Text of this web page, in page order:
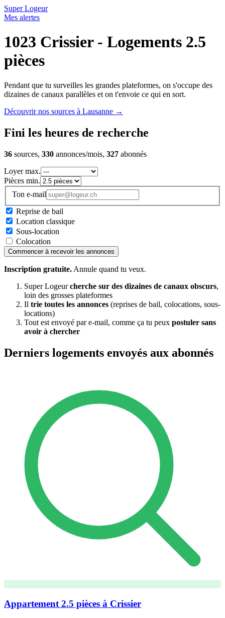
Super Logeur
Mes alertes
1023 Crissier - Logements 2.5
pièces
Pendant que tu surveilles les grandes plateformes, on s'occupe des
dizaines de canaux parallèles et on t'envoie ce qui en sort.
Découvrir nos sources à Lausanne →
Fini les heures de recherche
36 sources, 330 annonces/mois, 327 abonnés
Loyer max.
Pièces min.
Ton e-mail
Reprise de bail
Location classique
Sous-location
Colocation
Commencer à recevoir les annonces
Inscription gratuite. Annule quand tu veux.
Super Logeurcherche sur des dizaines de canaux obscurs,
loin des grosses plateformes
Il trie toutes les annonces (reprises de bail, colocations, sous-
locations)
Tout est envoyé par e-mail, comme ça tu peux postuler sans
avoir à chercher
Derniers logements envoyés aux abonnés
Appartement 2.5 pièces à Crissier